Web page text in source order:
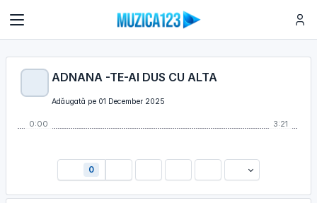
ADNANA -TE-AI DUS CU ALTA
Adăugată pe 01 December 2025
0:00 3:21
0